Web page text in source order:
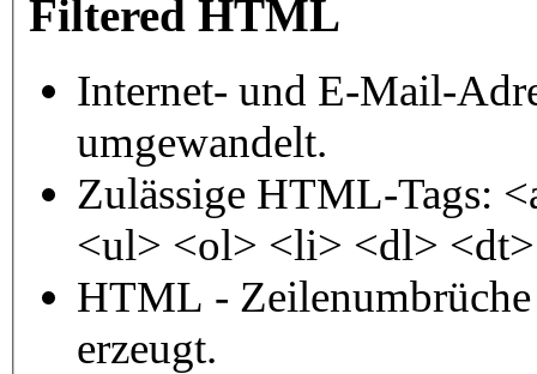
Filtered HTML
Internet- und E-Mail-
umgewandelt.
Zulässige HTML-Tags:
<ul> <ol> <li> <dl>
HTML - Zeilenumbrüche
erzeugt.